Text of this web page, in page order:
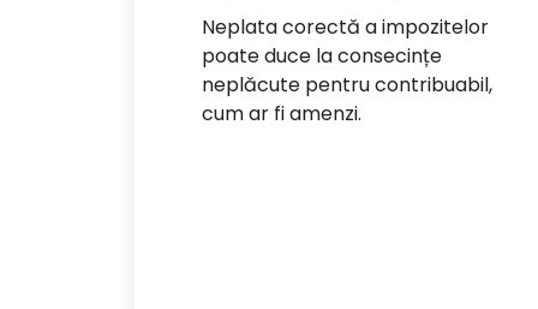
Neplata corectă a impozitelor
poate duce la consecințe
neplăcute pentru contribuabil,
cum ar fi amenzi.